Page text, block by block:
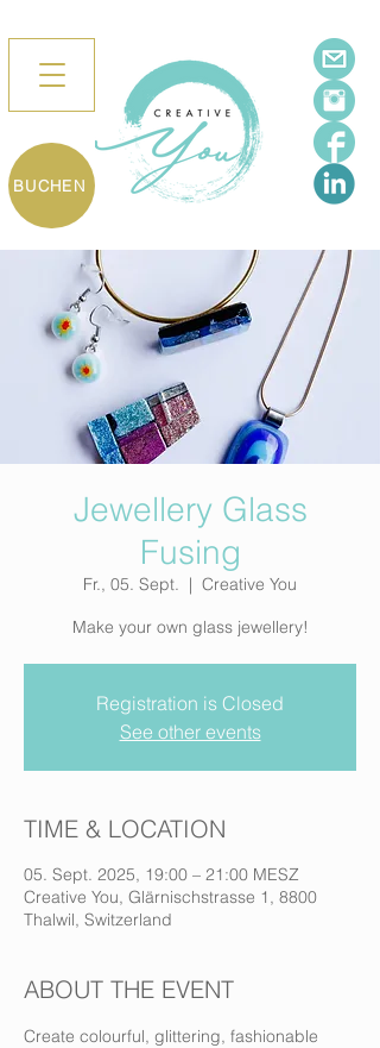
BUCHEN
Jewellery Glass
Fusing
Fr., 05. Sept.
  |
Creative You
Make your own glass jewellery!
Registration is Closed
See other events
TIME & LOCATION
05. Sept. 2025, 19:00 – 21:00 MESZ
Creative You, Glärnischstrasse 1, 8800
Thalwil, Switzerland
ABOUT THE EVENT
Create colourful, glittering, fashionable